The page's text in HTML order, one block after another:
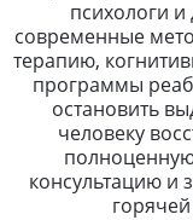
психологи
современные
терапию,
программы
остановить
человеку
консультацию и